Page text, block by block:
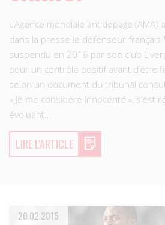
L’Agence mondiale antidopage
dans la presse le défenseur français
suspendu en 2016 par son club
pour un contrôle positif avant d’être
selon un document du tribunal
« Je me considère innocenté », s’est
évoluant…
LIRE L'ARTICLE
20.02.2015